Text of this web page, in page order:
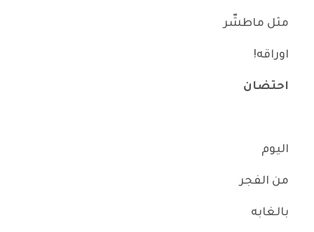
مثل ماطشّر
اوراقه!
احتضان
اليوم
من الفجر
بالغابه